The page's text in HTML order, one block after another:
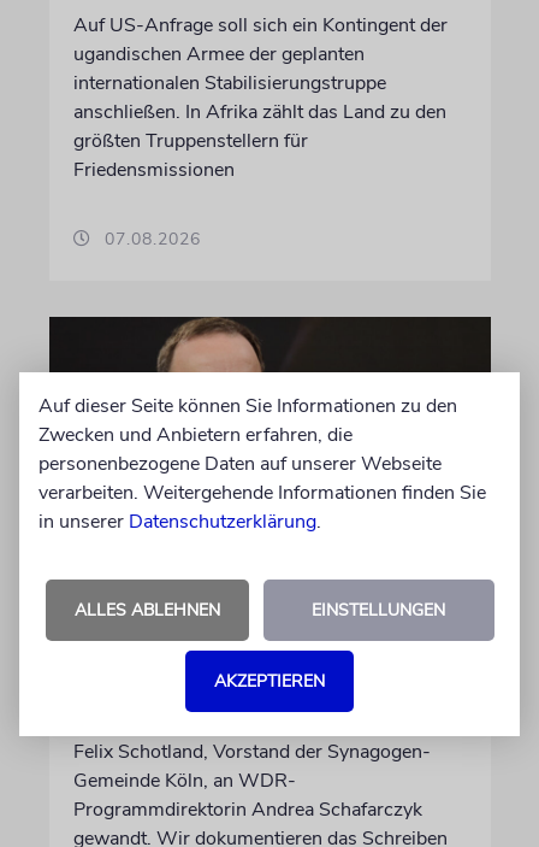
Auf US-Anfrage soll sich ein Kontingent der
ugandischen Armee der geplanten
internationalen Stabilisierungstruppe
anschließen. In Afrika zählt das Land zu den
größten Truppenstellern für
Friedensmissionen
07.08.2026
Wie Georg Restle die
Glaubwürdigkeit des ÖRR
untergräbt
Felix Schotland, Vorstand der Synagogen-
Gemeinde Köln, an WDR-
Programmdirektorin Andrea Schafarczyk
gewandt. Wir dokumentieren das Schreiben
Auf dieser Seite können Sie Informationen zu den
Zwecken und Anbietern erfahren, die
personenbezogene Daten auf unserer Webseite
verarbeiten. Weitergehende Informationen finden Sie
in unserer Datenschutzerklärung.
ALLES ABLEHNEN EINSTELLUNGEN
AKZEPTIEREN